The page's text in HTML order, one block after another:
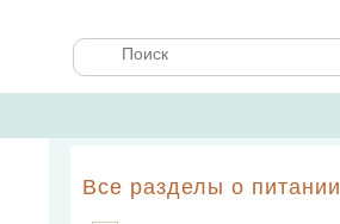
Все разделы о питании